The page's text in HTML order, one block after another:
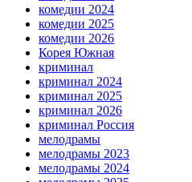
комедии 2024
комедии 2025
комедии 2026
Корея Южная
криминал
криминал 2024
криминал 2025
криминал 2026
криминал Россия
мелодрамы
мелодрамы 2023
мелодрамы 2024